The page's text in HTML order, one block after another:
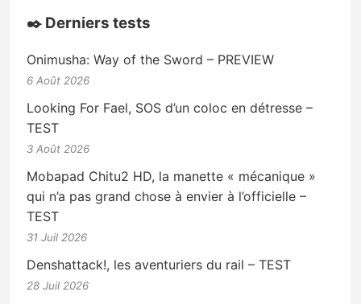
✒️ Derniers tests
Onimusha: Way of the Sword – PREVIEW
6 Août 2026
Looking For Fael, SOS d’un coloc en détresse –
TEST
3 Août 2026
Mobapad Chitu2 HD, la manette « mécanique »
qui n’a pas grand chose à envier à l’officielle –
TEST
31 Juil 2026
Denshattack!, les aventuriers du rail – TEST
28 Juil 2026